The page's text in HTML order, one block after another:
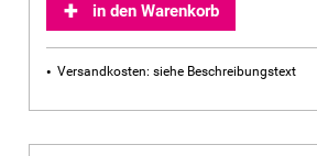
in den Warenkorb
Versandkosten: siehe Beschreibungstext